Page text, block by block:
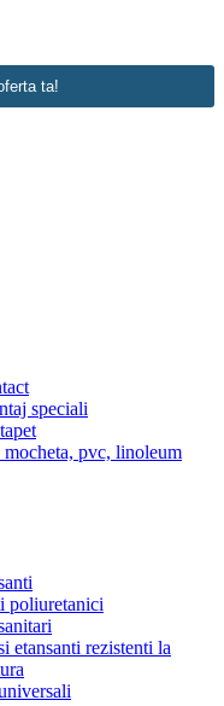
ta!
speciali
pvc, linoleum
poliuretanici
etansanti rezistenti la